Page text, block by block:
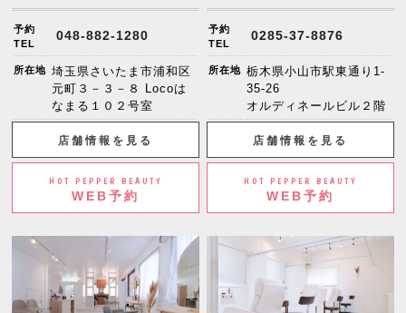
予約
TEL
048-882-1280
所在地 埼玉県さいたま市浦和区
元町３－３－８ Locoは
なまる１０２号室
店舗情報を見る
HOT PEPPER BEAUTY
WEB予約
予約
TEL
0285-37-8876
所在地 栃木県小山市駅東通り1-
35-26
オルディネールビル２階
店舗情報を見る
HOT PEPPER BEAUTY
WEB予約